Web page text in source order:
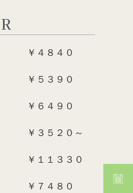
８４０
３９０
￥６４９０
３５２０～
￥１１３３０
７４８０